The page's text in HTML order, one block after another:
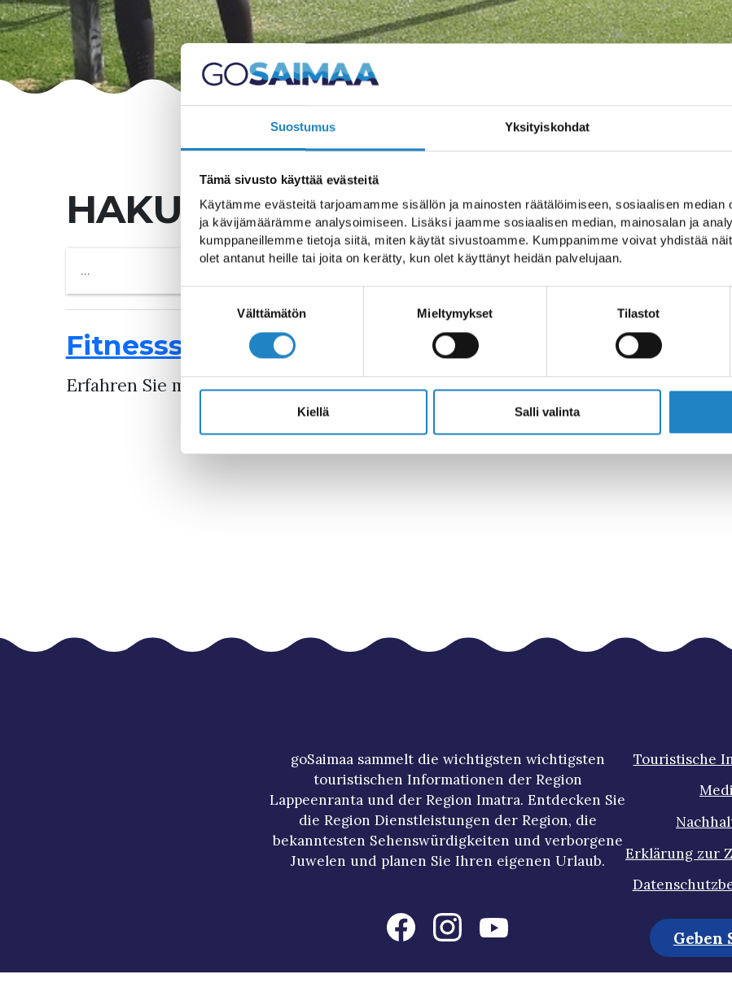
Suostumus Yksityiskohdat
Tämä sivusto käyttää evästeitä
Käytämme evästeitä tarjoamamme sisällön ja mainosten räätälöimiseen, sosiaalisen median
ja kävijämäärämme analysoimiseen. Lisäksi jaamme sosiaalisen median, mainosalan ja
kumppaneillemme tietoja siitä, miten käytät sivustoamme. Kumppanimme voivat yhdistää
olet antanut heille tai joita on kerätty, kun olet käyttänyt heidän palvelujaan.
Suostumuksen
valinta
Välttämätön Mieltymykset Tilastot
Kiellä Salli valinta
HAKU
Fitnessstudios im Freien in Lappeenranta
Erfahren Sie mehr über die Fitnessstudios im Freien in Lappeenranta
goSaimaa sammelt die wichtigsten wichtigsten
touristischen Informationen der Region
Lappeenranta und der Region Imatra. Entdecken Sie
die Region Dienstleistungen der Region, die
bekanntesten Sehenswürdigkeiten und verborgene
Juwelen und planen Sie Ihren eigenen Urlaub.
Touristische
Erklärung zur
Geben